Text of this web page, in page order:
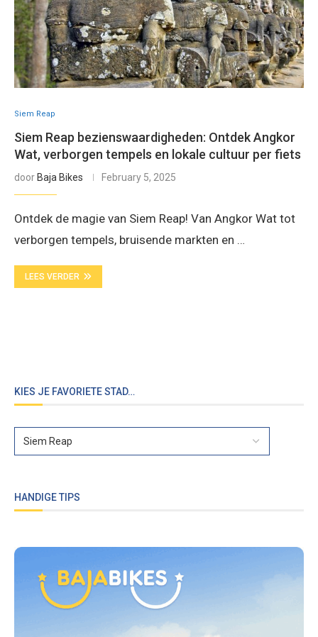
Siem Reap
Siem Reap bezienswaardigheden: Ontdek Angkor
Wat, verborgen tempels en lokale cultuur per fiets
door Baja Bikes February 5, 2025
Ontdek de magie van Siem Reap! Van Angkor Wat tot
verborgen tempels, bruisende markten en …
LEES VERDER
KIES JE FAVORIETE STAD…
HANDIGE TIPS